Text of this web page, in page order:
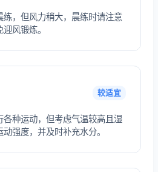
练，但风力稍大，晨练时请注意
风锻炼。
较适宜
各种运动，但考虑气温较高且湿
强度，并及时补充水分。